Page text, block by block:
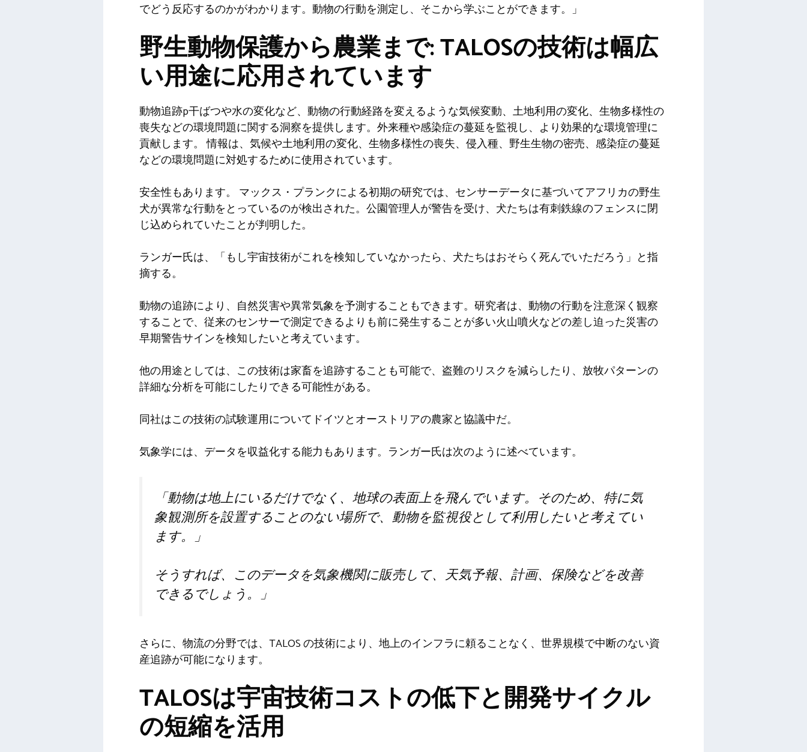
でどう反応するのかがわかります。動物の行動を測定し、そこから学ぶことができます。」
野生動物保護から農業まで: TALOSの技術は幅広
い用途に応用されています
動物追跡p干ばつや水の変化など、動物の行動経路を変えるような気候変動、土地利用の変化、生物多様性の
喪失などの環境問題に関する洞察を提供します。外来種や感染症の蔓延を監視し、より効果的な環境管理に
貢献します。 情報は、気候や土地利用の変化、生物多様性の喪失、侵入種、野生生物の密売、感染症の蔓延
などの環境問題に対処するために使用されています。
安全性もあります。 マックス・プランクによる初期の研究では、センサーデータに基づいてアフリカの野生
犬が異常な行動をとっているのが検出された。公園管理人が警告を受け、犬たちは有刺鉄線のフェンスに閉
じ込められていたことが判明した。
ランガー氏は、「もし宇宙技術がこれを検知していなかったら、犬たちはおそらく死んでいただろう」と指
摘する。
動物の追跡により、自然災害や異常気象を予測することもできます。研究者は、動物の行動を注意深く観察
することで、従来のセンサーで測定できるよりも前に発生することが多い火山噴火などの差し迫った災害の
早期警告サインを検知したいと考えています。
他の用途としては、この技術は家畜を追跡することも可能で、盗難のリスクを減らしたり、放牧パターンの
詳細な分析を可能にしたりできる可能性がある。
同社はこの技術の試験運用についてドイツとオーストリアの農家と協議中だ。
気象学には、データを収益化する能力もあります。ランガー氏は次のように述べています。
「動物は地上にいるだけでなく、地球の表面上を飛んでいます。そのため、特に気
象観測所を設置することのない場所で、動物を監視役として利用したいと考えてい
ます。」
そうすれば、このデータを気象機関に販売して、天気予報、計画、保険などを改善
できるでしょう。」
さらに、物流の分野では、TALOS の技術により、地上のインフラに頼ることなく、世界規模で中断のない資
産追跡が可能になります。
TALOSは宇宙技術コストの低下と開発サイクル
の短縮を活用